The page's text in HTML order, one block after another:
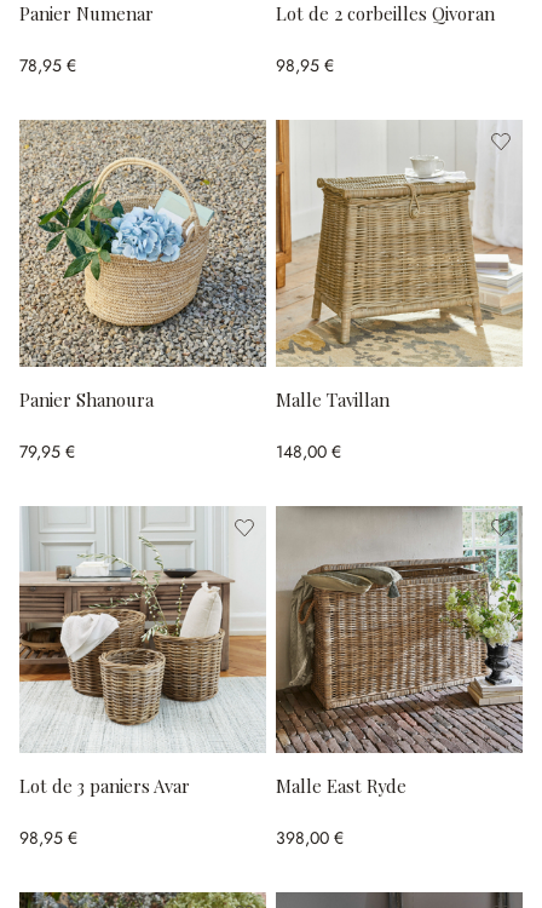
Panier Numenar
78,95 €
Lot de 2 corbeilles Qivoran
98,95 €
Panier Shanoura
79,95 €
Malle Tavillan
148,00 €
Lot de 3 paniers Avar
98,95 €
Malle East Ryde
398,00 €